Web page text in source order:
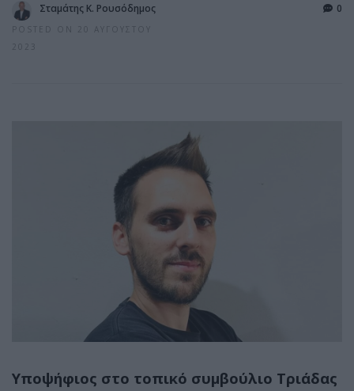
Σταμάτης Κ. Ρουσόδημος
POSTED ON 20 ΑΥΓΟΎΣΤΟΥ
2023
0
Υποψήφιος στο τοπικό συμβούλιο Τριάδας